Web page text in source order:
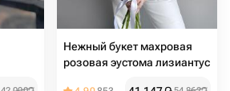
Нежный букет махровая
розовая эустома лизиантус